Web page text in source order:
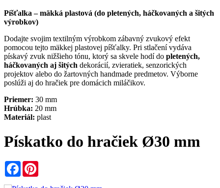
Píšťalka – mäkká plastová (do pletených, háčkovaných a šitých
výrobkov)
Dodajte svojim textilným výrobkom zábavný zvukový efekt
pomocou tejto mäkkej plastovej píšťalky. Pri stlačení vydáva
pískavý zvuk nižšieho tónu, ktorý sa skvele hodí do pletených,
háčkovaných aj šitých dekorácií, zvieratiek, senzorických
projektov alebo do žartovných handmade predmetov. Výborne
poslúži aj do hračiek pre domácich miláčikov.
Priemer: 30 mm
Hrúbka: 20 mm
Materiál: plast
Pískatko do hračiek Ø30 mm
Facebook